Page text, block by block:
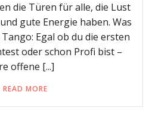
die Türen für alle, die Lust
gute Energie haben. Was
Egal ob du die ersten
oder schon Profi bist –
offene [...]
READ MORE